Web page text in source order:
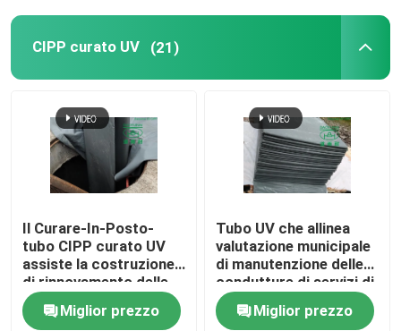
Pipe gonfiabili
Pompe di scarico
CIPP curato UV (21)
Il Curare-In-Posto-
tubo CIPP curato UV
assiste la costruzione
di rinnovamento delle
fogne DN1200
Miglior prezzo
Tubo UV che allinea
valutazione municipale
di manutenzione delle
condutture di servizi di
riparazione della fogna
di Trenchless
Miglior prezzo